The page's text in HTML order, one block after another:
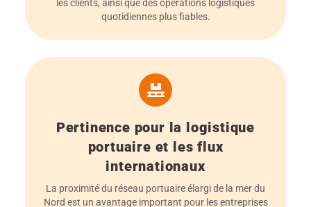
les clients, ainsi que des opérations logistiques
quotidiennes plus fiables.
Pertinence pour la logistique
portuaire et les flux
internationaux
La proximité du réseau portuaire élargi de la mer du
Nord est un avantage important pour les entreprises